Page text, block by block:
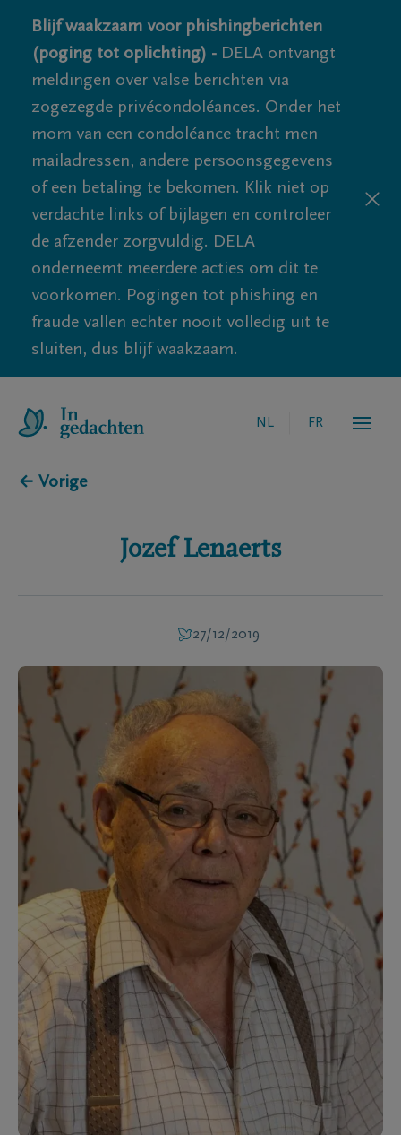
Blijf waakzaam voor phishingberichten
(poging tot oplichting) - DELA ontvangt
meldingen over valse berichten via
zogezegde privécondoléances. Onder het
mom van een condoléance tracht men
mailadressen, andere persoonsgegevens
of een betaling te bekomen. Klik niet op
verdachte links of bijlagen en controleer
de afzender zorgvuldig. DELA
onderneemt meerdere acties om dit te
voorkomen. Pogingen tot phishing en
fraude vallen echter nooit volledig uit te
sluiten, dus blijf waakzaam.
NL FR
← Vorige
Jozef Lenaerts
27/12/2019